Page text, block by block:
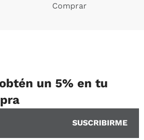
Comprar
un 5% en tu